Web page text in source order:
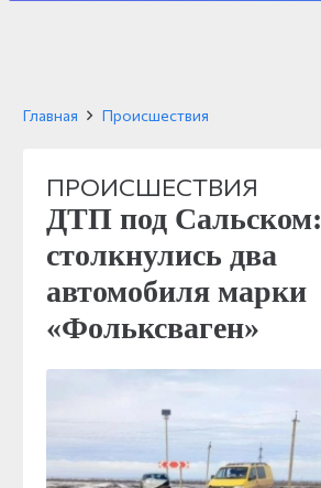
Главная Происшествия
ПРОИСШЕСТВИЯ
ДТП под Сальском:
столкнулись два
автомобиля марки
«Фольксваген»